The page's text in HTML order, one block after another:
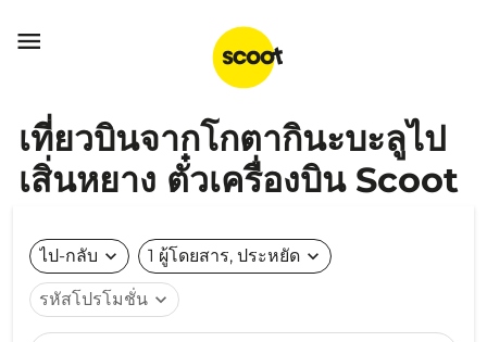

เที่ยวบินจากโกตากินะบะลูไป
เสิ่นหยาง ตั๋วเครื่องบิน Scoot
ไป-กลับ expand_more 1 ผู้โดยสาร, ประหยัด expand_more
รหัสโปรโมชั่น expand_more